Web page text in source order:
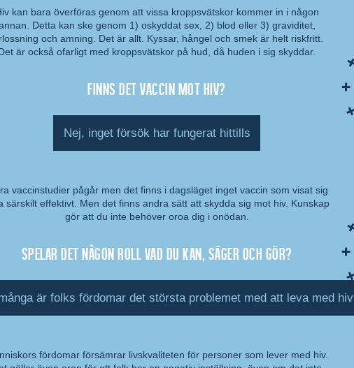
kan bara överföras genom att vissa kroppsvätskor kommer in i någon
Detta kan ske genom 1) oskyddat sex, 2) blod eller 3) graviditet,
och amning. Det är allt. Kyssar, hångel och smek är helt riskfritt.
är också ofarligt med kroppsvätskor på hud, då huden i sig skyddar.
Finns det vaccin mot hiv?
Nej, inget försök har fungerat hittills
vaccinstudier pågår men det finns i dagsläget inget vaccin som visat sig
särskilt effektivt. Men det finns andra sätt att skydda sig mot hiv. Kunskap
gör att du inte behöver oroa dig i onödan.
Spelar det någon roll vad du kan, säger och gör?
är folks fördomar det största problemet med att leva med hiv
fördomar försämrar livskvaliteten för personer som lever med hiv.